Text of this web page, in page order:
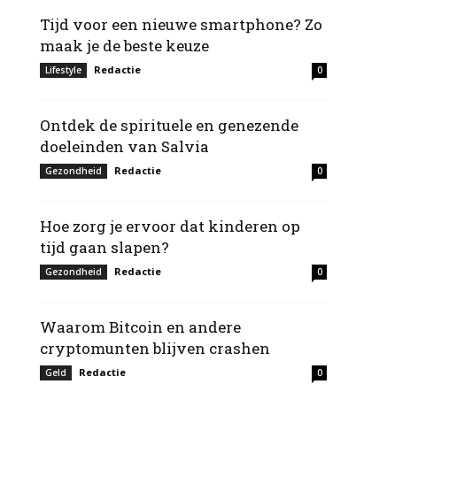
Tijd voor een nieuwe smartphone? Zo
maak je de beste keuze
Lifestyle Redactie 0
Ontdek de spirituele en genezende
doeleinden van Salvia
Gezondheid Redactie 0
Hoe zorg je ervoor dat kinderen op
tijd gaan slapen?
Gezondheid Redactie 0
Waarom Bitcoin en andere
cryptomunten blijven crashen
Geld Redactie 0